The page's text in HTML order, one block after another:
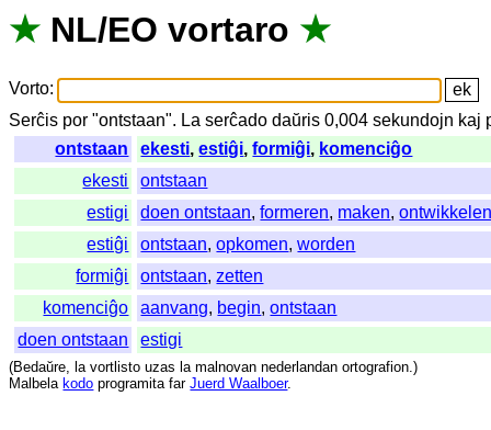
★ NL/EO vortaro ★
Vorto:
Serĉis por "ontstaan". La serĉado daŭris 0,004sekundojn kaj
ontstaan
ekesti,estiĝi,formiĝi, komenciĝo
ekesti
ontstaan
estigi
doen ontstaan,formeren, maken,
estiĝi
ontstaan,opkomen,worden
formiĝi
ontstaan,zetten
komenciĝo
aanvang, begin,ontstaan
doen ontstaan
estigi
(Bedaŭre, la vortlisto uzas la malnovan nederlandan ortografion.)
Malbela kodo programita far Juerd Waalboer.